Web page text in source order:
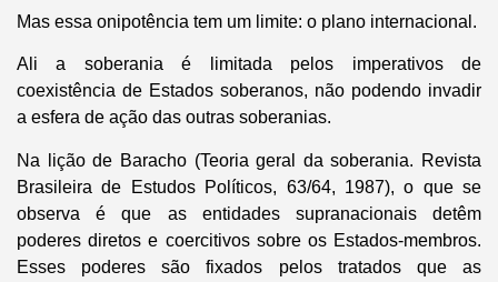
Mas essa onipotência tem um limite: o plano internacional.
Ali a soberania é limitada pelos imperativos de
coexistência de Estados soberanos, não podendo invadir
a esfera de ação das outras soberanias.
Na lição de Baracho (Teoria geral da soberania. Revista
Brasileira de Estudos Políticos, 63/64, 1987), o que se
observa é que as entidades supranacionais detêm
poderes diretos e coercitivos sobre os Estados-membros.
Esses poderes são fixados pelos tratados que as